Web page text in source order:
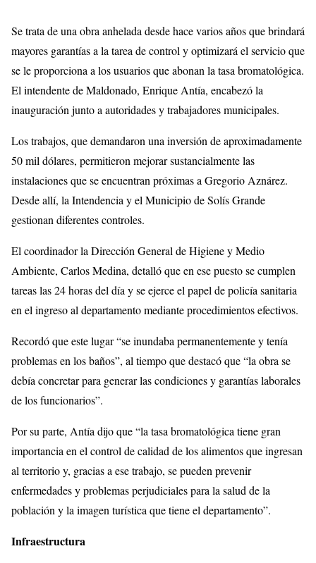
Se trata de una obra anhelada desde hace varios años que brindará
mayores garantías a la tarea de control y optimizará el servicio que
se le proporciona a los usuarios que abonan la tasa bromatológica.
El intendente de Maldonado, Enrique Antía, encabezó la
inauguración junto a autoridades y trabajadores municipales.
Los trabajos, que demandaron una inversión de aproximadamente
50 mil dólares, permitieron mejorar sustancialmente las
instalaciones que se encuentran próximas a Gregorio Aznárez.
Desde allí, la Intendencia y el Municipio de Solís Grande
gestionan diferentes controles.
El coordinador la Dirección General de Higiene y Medio
Ambiente, Carlos Medina, detalló que en ese puesto se cumplen
tareas las 24 horas del día y se ejerce el papel de policía sanitaria
en el ingreso al departamento mediante procedimientos efectivos.
Recordó que este lugar “se inundaba permanentemente y tenía
problemas en los baños”, al tiempo que destacó que “la obra se
debía concretar para generar las condiciones y garantías laborales
de los funcionarios”.
Por su parte, Antía dijo que “la tasa bromatológica tiene gran
importancia en el control de calidad de los alimentos que ingresan
al territorio y, gracias a ese trabajo, se pueden prevenir
enfermedades y problemas perjudiciales para la salud de la
población y la imagen turística que tiene el departamento”.
Infraestructura